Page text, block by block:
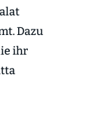
Dazu
ihr